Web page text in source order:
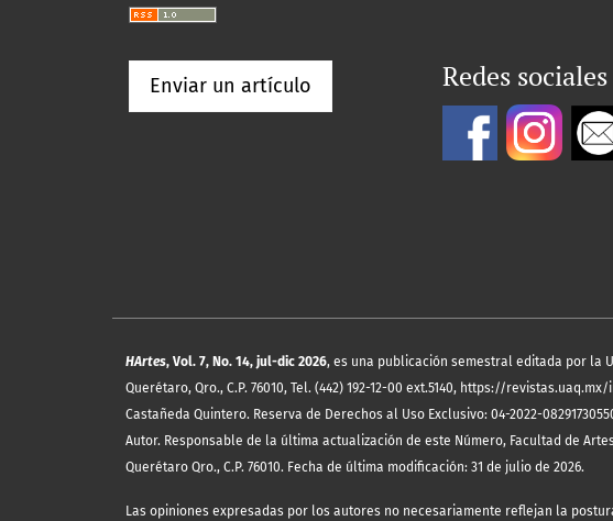
Enviar un artículo Redes sociales
HArtes, Vol. 7, No. 14, jul-dic 2026, es una publicación semestral editada por la
Querétaro, Qro., C.P. 76010, Tel. (442) 192-12-00 ext.5140, https://
Castañeda Quintero. Reserva de Derechos al Uso Exclusivo: 04-2022-
Autor. Responsable de la última actualización de este Número, Facultad de
Querétaro Qro., C.P. 76010. Fecha de última modificación: 31 de julio de 2026.
Las opiniones expresadas por los autores no necesariamente reflejan la